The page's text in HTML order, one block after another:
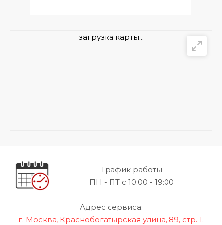
загрузка карты...
График работы
ПН - ПТ с 10:00 - 19:00
Адрес сервиса:
г. Москва, Краснобогатырская улица, 89, стр. 1.